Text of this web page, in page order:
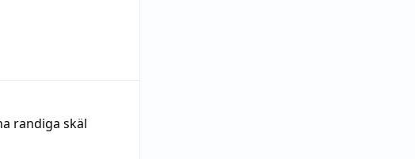
randiga skäl